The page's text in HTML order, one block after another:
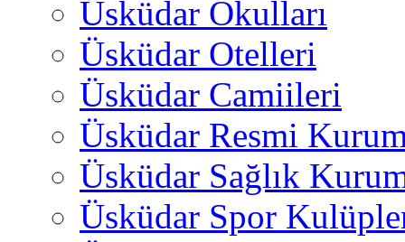
Üsküdar Okulları
Üsküdar Otelleri
Üsküdar Camiileri
Üsküdar Resmi
Üsküdar Sağlık
Üsküdar Spor